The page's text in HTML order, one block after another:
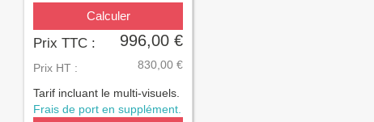
Calculer
Prix TTC : 996,00 €
Prix HT : 830,00 €
Tarif incluant le multi-visuels.
Frais de port en supplément.